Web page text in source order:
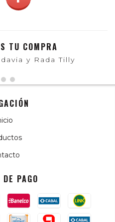
TU COMPRA
y Rada Tilly
PAGO